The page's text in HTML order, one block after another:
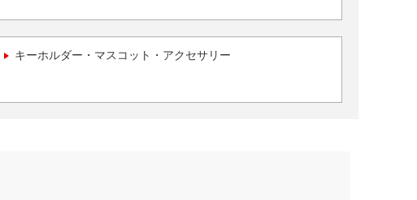
キーホルダー・マスコット・アクセサリー